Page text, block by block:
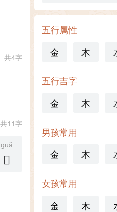
共4字
共11字
guǎ
𠙼
五行属性
金
木
五行吉字
金
木
男孩常用
金
木
女孩常用
金
木